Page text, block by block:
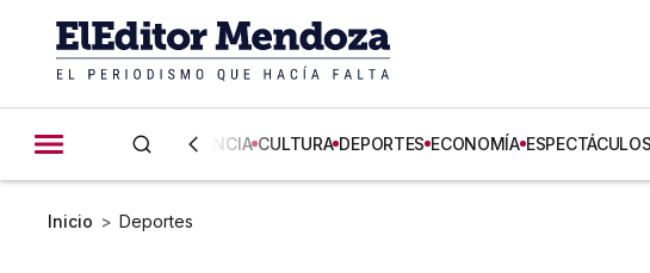
CIENCIA CULTURA DEPORTES ECONOMÍA ESPECTÁCULOS
Inicio > Deportes